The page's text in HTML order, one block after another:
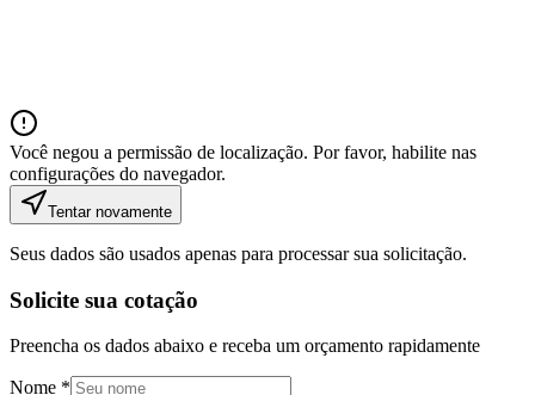
Você negou a permissão de localização. Por favor, habilite nas
configurações do navegador.
Tentar novamente
Seus dados são usados apenas para processar sua solicitação.
Solicite sua cotação
Preencha os dados abaixo e receba um orçamento rapidamente
Nome *